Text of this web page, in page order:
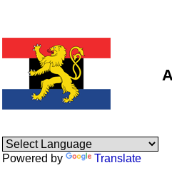
Powered by Translate